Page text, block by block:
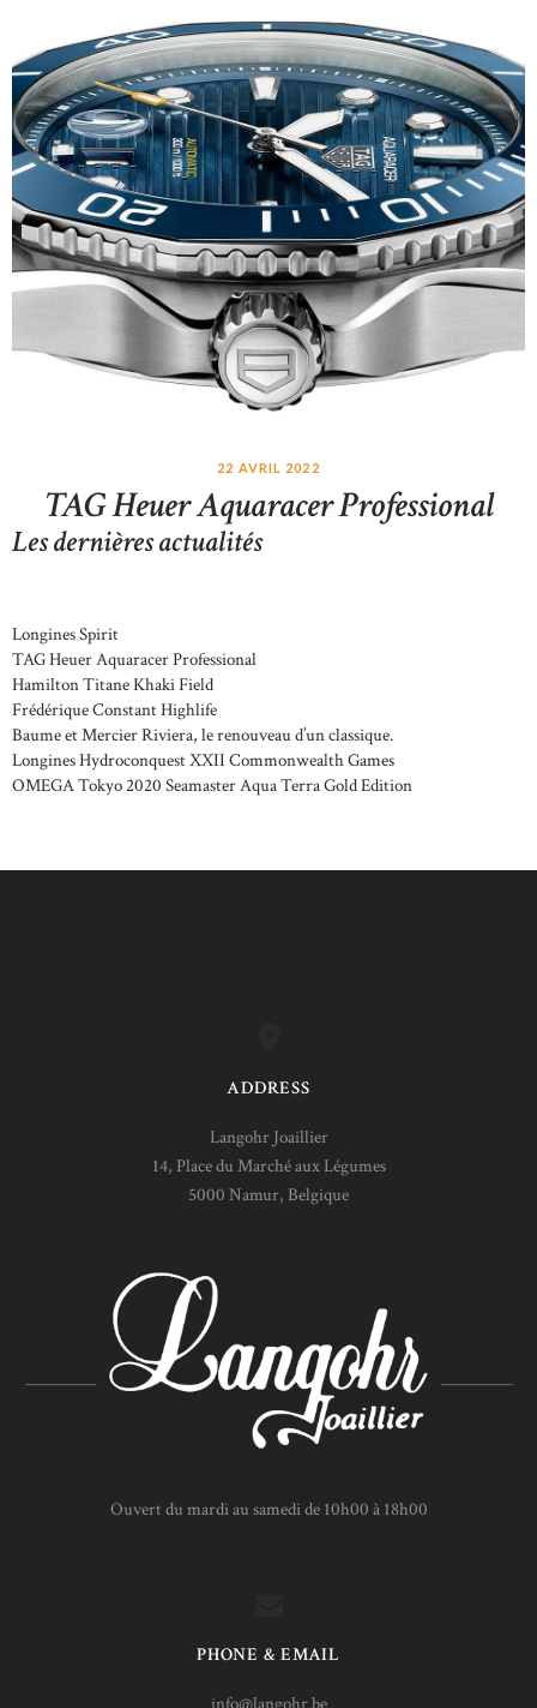
22 AVRIL 2022
TAG Heuer Aquaracer Professional
Les dernières actualités
Longines Spirit
TAG Heuer Aquaracer Professional
Hamilton Titane Khaki Field
Frédérique Constant Highlife
Baume et Mercier Riviera, le renouveau d’un classique.
Longines Hydroconquest XXII Commonwealth Games
OMEGA Tokyo 2020 Seamaster Aqua Terra Gold Edition
ADDRESS
Langohr Joaillier
14, Place du Marché aux Légumes
5000 Namur, Belgique
Ouvert du mardi au samedi de 10h00 à 18h00
PHONE & EMAIL